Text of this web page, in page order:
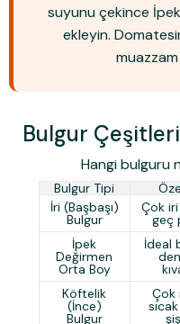
suyunu çekince
ekleyin.
Bulgur Çeşitleri
Hangi bulguru
Bulgur Tipi
İri (Başbaşı)
Bulgur
Çok
geç
İpek
Değirmen
Orta Boy
İdeal
Köftelik
(İnce)
Bulgur
Çok